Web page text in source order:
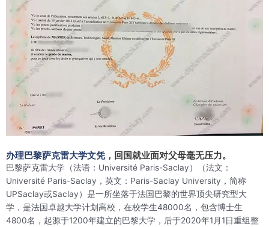
办理巴黎萨克雷大学文凭 ，回国就业面对父母毫无压力。
巴黎萨克雷大学（法语： Université Paris-Saclay）（法文：
Université Paris-Saclay，英文：Paris-Saclay University，简称
UPSaclay或Saclay）是一所坐落于法国巴黎的世界顶尖研究型大
学，是法国卓越大学计划高校，在校学生48000名，包含博士生
4800名，起源于1200年建立的巴黎大学，后于2020年1月1日重组整